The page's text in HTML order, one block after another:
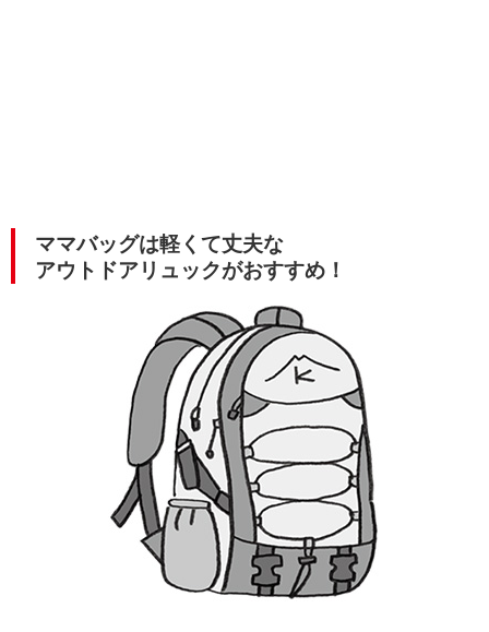
ママバッグは軽くて丈夫な
アウトドアリュックがおすすめ！